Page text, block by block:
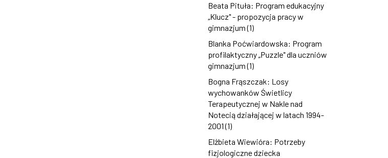
Beata Pituła: Program edukacyjny
„Klucz" - propozycja pracy w
gimnazjum (1)
Blanka Poćwiardowska: Program
profilaktyczny „Puzzle" dla uczniów
gimnazjum (1)
Bogna Frąszczak: Losy
wychowanków Świetlicy
Terapeutycznej w Nakle nad
Notecią działającej w latach 1994-
2001 (1)
Elżbieta Wiewióra: Potrzeby
fizjologiczne dziecka